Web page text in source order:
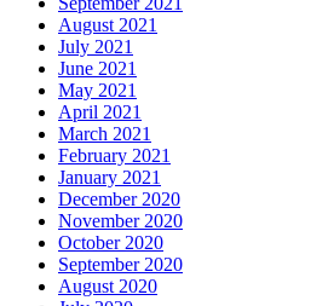
August 2021
July 2021
June 2021
May 2021
April 2021
March 2021
February 2021
January 2021
December 2020
November 2020
October 2020
September 2020
August 2020